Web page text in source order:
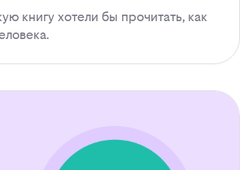
книгу хотели бы прочитать, как